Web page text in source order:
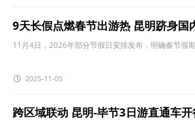
9天长假点燃春节出游热 昆明跻身国
11月4日，2026年部分节假日安排发布，明确春节假
2025-11-05
跨区域联动 昆明-毕节3日游直通车